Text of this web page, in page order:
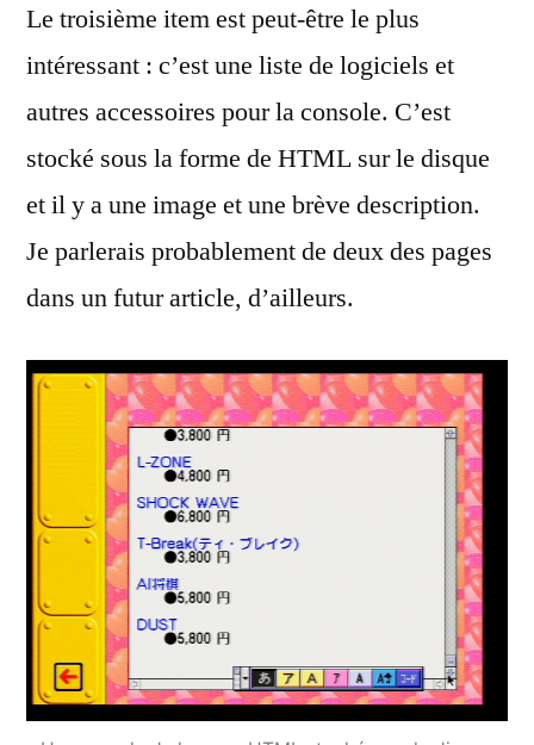
Le troisième item est peut-être le plus
intéressant : c’est une liste de logiciels et
autres accessoires pour la console. C’est
stocké sous la forme de HTML sur le disque
et il y a une image et une brève description.
Je parlerais probablement de deux des pages
dans un futur article, d’ailleurs.